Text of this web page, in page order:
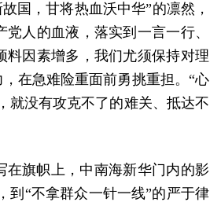
国，甘将热血沃中华”的凛然，
人的血液，落实到一言一行、
料因素增多，我们尤须保持对理
在急难险重面前勇挑重担。“心
就没有攻克不了的难关、抵达不
在旗帜上，中南海新华门内的影
到“不拿群众一针一线”的严于律